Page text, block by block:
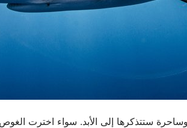
ستتذكرها إلى الأبد. سواء اخترت